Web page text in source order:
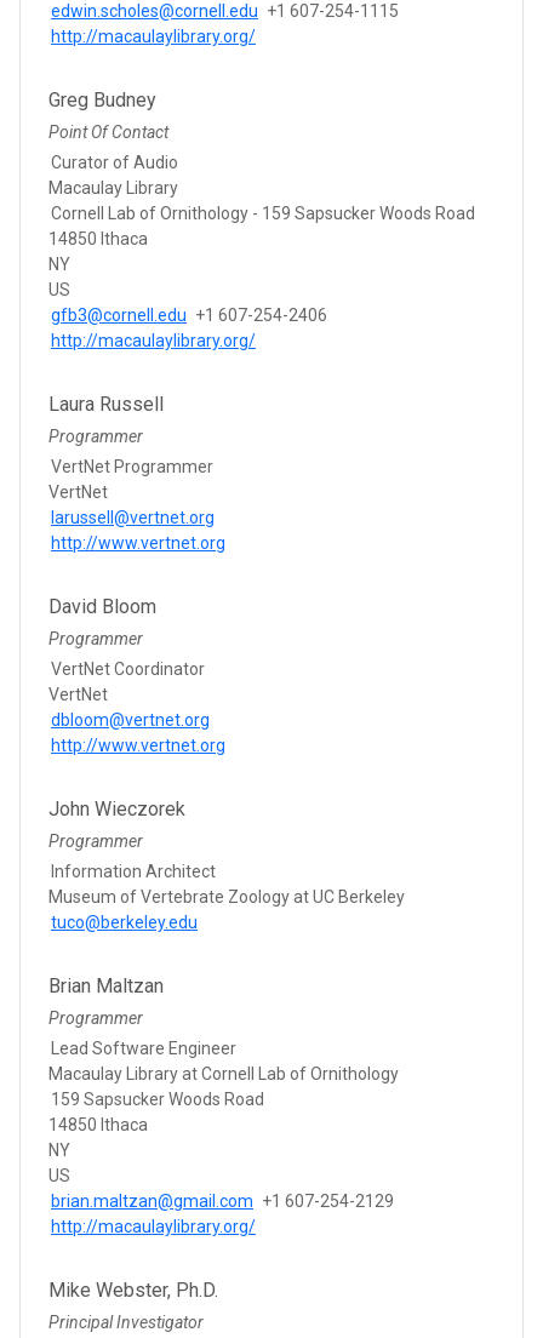
edwin.scholes@cornell.edu +1 607-254-1115
http://macaulaylibrary.org/
Greg Budney
Point Of Contact
Curator of Audio
Macaulay Library
Cornell Lab of Ornithology - 159 Sapsucker Woods Road
14850 Ithaca
NY
US
gfb3@cornell.edu +1 607-254-2406
http://macaulaylibrary.org/
Laura Russell
Programmer
VertNet Programmer
VertNet
larussell@vertnet.org
http://www.vertnet.org
David Bloom
Programmer
VertNet Coordinator
VertNet
dbloom@vertnet.org
http://www.vertnet.org
John Wieczorek
Programmer
Information Architect
Museum of Vertebrate Zoology at UC Berkeley
tuco@berkeley.edu
Brian Maltzan
Programmer
Lead Software Engineer
Macaulay Library at Cornell Lab of Ornithology
159 Sapsucker Woods Road
14850 Ithaca
NY
US
brian.maltzan@gmail.com +1 607-254-2129
http://macaulaylibrary.org/
Mike Webster, Ph.D.
Principal Investigator